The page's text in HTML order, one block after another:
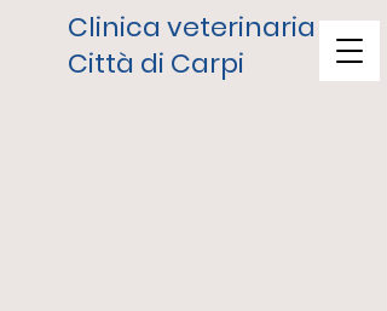
Clinica veterinaria
Città di Carpi